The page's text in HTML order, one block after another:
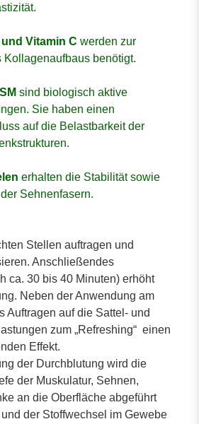
Vitamin C werden zur
Kollagenaufbaus benötigt.
sind biologisch aktive
Sie haben einen
auf die Belastbarkeit der
erhalten die Stabilität sowie
Sehnenfasern.
Stellen auftragen und
Anschließendes
ca. 30 bis 40 Minuten) erhöht
Neben der Anwendung am
Auftragen auf die Sattel- und
zum „Refreshing“ einen
Effekt.
der Durchblutung wird die
der Muskulatur, Sehnen,
an die Oberfläche abgeführt
der Stoffwechsel im Gewebe